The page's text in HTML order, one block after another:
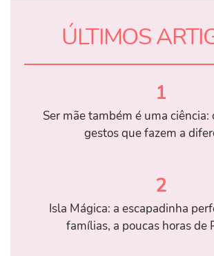
ÚLTIMOS
1
Ser mãe também é uma ciência:
gestos que fazem a
2
Isla Mágica: a escapadinha
famílias, a poucas horas de